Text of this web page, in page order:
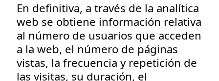
En definitiva, a través de la analítica
web se obtiene información relativa
al número de usuarios que acceden
a la web, el número de páginas
vistas, la frecuencia y repetición de
las visitas, su duración, el